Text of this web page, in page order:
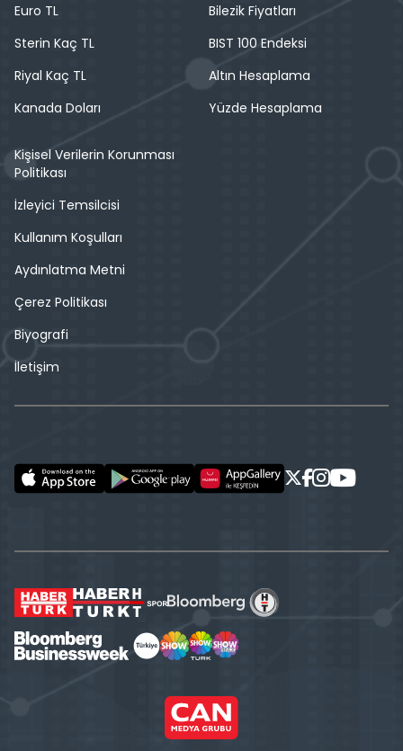
Euro TL
Sterin Kaç TL
Riyal Kaç TL
Kanada Doları
Bilezik Fiyatları
BIST 100 Endeksi
Altın Hesaplama
Yüzde Hesaplama
Kişisel Verilerin Korunması
Politikası
İzleyici Temsilcisi
Kullanım Koşulları
Aydınlatma Metni
Çerez Politikası
Biyografi
İletişim